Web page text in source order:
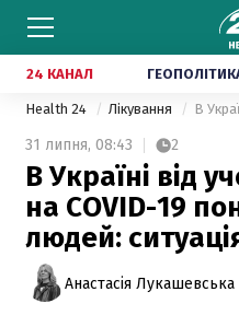
24 КАНАЛ
Health 24 Лікування
31 липня, 08:43 2
В Україні від
на COVID-19
людей:
Анастасія Лукашевська